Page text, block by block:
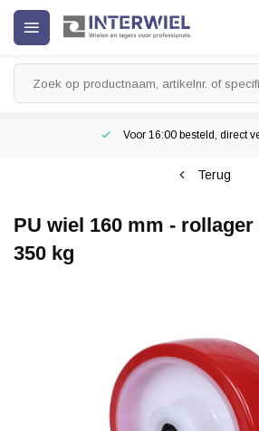
Voor 16:00 besteld, direct
Terug
PU wiel 160 mm -
350 kg